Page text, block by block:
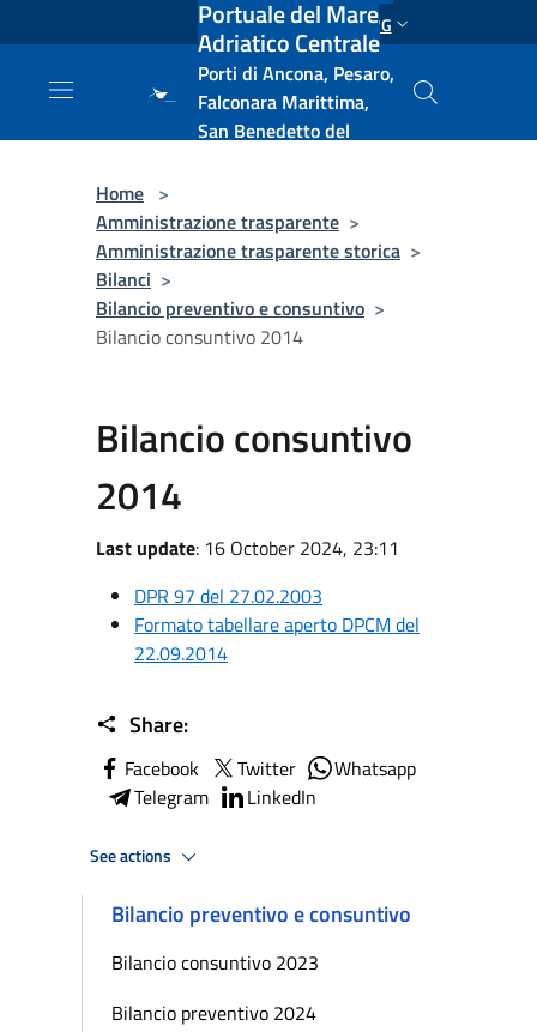
Salta al contenuto principale ENG
Portuale del Mare
Adriatico Centrale
Porti di Ancona, Pesaro,
Falconara Marittima,
San Benedetto del
Home >
Amministrazione trasparente >
Amministrazione trasparente storica >
Bilanci >
Bilancio preventivo e consuntivo >
Bilancio consuntivo 2014
Bilancio consuntivo
2014
Last update: 16 October 2024, 23:11
DPR 97 del 27.02.2003
Formato tabellare aperto DPCM del
22.09.2014
Share:
Facebook Twitter
Whatsapp
Telegram
LinkedIn
See actions
Bilancio preventivo e consuntivo
Bilancio consuntivo 2023
Bilancio preventivo 2024